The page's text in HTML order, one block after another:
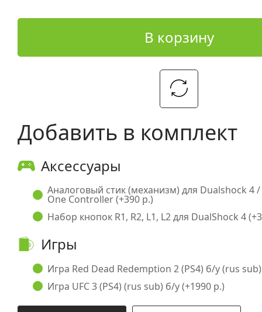
В корзину
Добавить в комплект
Аксессуары
Аналоговый стик (механизм) для Dualshock 4
One Controller (+390 р.)
Набор кнопок R1, R2, L1, L2 для DualShock 4
Игры
Игра Red Dead Redemption 2 (PS4) б/у (rus
Игра UFC 3 (PS4) (rus sub) б/у (+1990 р.)